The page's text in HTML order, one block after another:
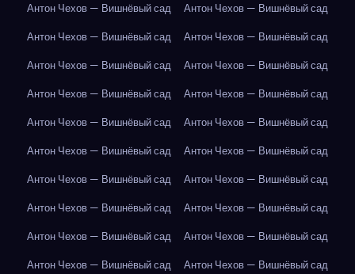
Антон Чехов — Вишнёвый сад
Антон Чехов — Вишнёвый сад
Антон Чехов — Вишнёвый сад
Антон Чехов — Вишнёвый сад
Антон Чехов — Вишнёвый сад
Антон Чехов — Вишнёвый сад
Антон Чехов — Вишнёвый сад
Антон Чехов — Вишнёвый сад
Антон Чехов — Вишнёвый сад
Антон Чехов — Вишнёвый сад
Антон Чехов — Вишнёвый сад
Антон Чехов — Вишнёвый сад
Антон Чехов — Вишнёвый сад
Антон Чехов — Вишнёвый сад
Антон Чехов — Вишнёвый сад
Антон Чехов — Вишнёвый сад
Антон Чехов — Вишнёвый сад
Антон Чехов — Вишнёвый сад
Антон Чехов — Вишнёвый сад
Антон Чехов — Вишнёвый сад